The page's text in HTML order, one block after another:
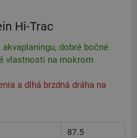
Hi-Trac
dobré bočné
vlastnosti na mokrom
a dlhá brzdná dráha na
87.5